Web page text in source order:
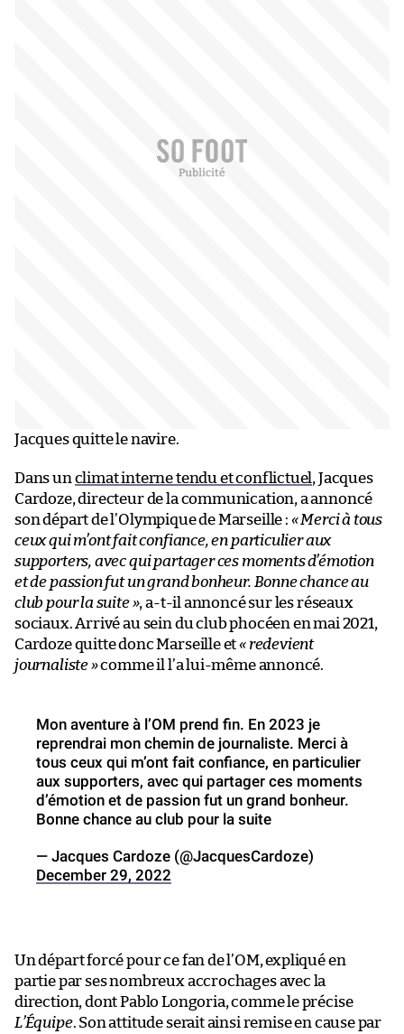
Jacques quitte le navire.
Dans un climat interne tendu et conflictuel, Jacques
Cardoze, directeur de la communication, a annoncé
son départ de l’Olympique de Marseille : « Merci à tous
ceux qui m’ont fait confiance, en particulier aux
supporters, avec qui partager ces moments d’émotion
et de passion fut un grand bonheur. Bonne chance au
club pour la suite », a-t-il annoncé sur les réseaux
sociaux. Arrivé au sein du club phocéen en mai 2021,
Cardoze quitte donc Marseille et« redevient
journaliste »comme il l’a lui-même annoncé.
Mon aventure à l’OM prend fin. En 2023 je
reprendrai mon chemin de journaliste. Merci à
tous ceux qui m’ont fait confiance, en particulier
aux supporters, avec qui partager ces moments
d’émotion et de passion fut un grand bonheur.
Bonne chance au club pour la suite
— Jacques Cardoze (@JacquesCardoze)
December 29, 2022
Un départ forcé pour ce fan de l’OM, expliqué en
partie par ses nombreux accrochages avec la
direction, dont Pablo Longoria, comme le précise
L’Équipe. Son attitude serait ainsi remise en cause par